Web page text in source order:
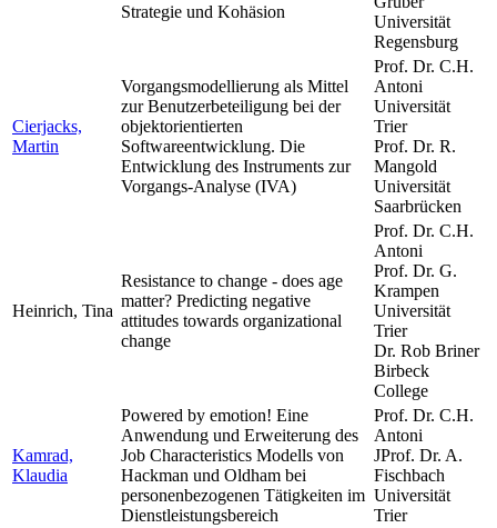
Strategie und Kohäsion
Universität
Regensburg
Cierjacks,
Martin
Vorgangsmodellierung als Mittel
zur Benutzerbeteiligung bei der
objektorientierten
Softwareentwicklung. Die
Entwicklung des Instruments zur
Vorgangs-Analyse (IVA)
Prof. Dr. C.H.
Antoni
Universität
Trier
Prof. Dr. R.
Mangold
Universität
Saarbrücken
Heinrich, Tina
Resistance to change - does age
matter? Predicting negative
attitudes towards organizational
change
Prof. Dr. C.H.
Antoni
Prof. Dr. G.
Krampen
Universität
Trier
Dr. Rob Briner
Birbeck
College
Kamrad,
Klaudia
Powered by emotion! Eine
Anwendung und Erweiterung des
Job Characteristics Modells von
Hackman und Oldham bei
personenbezogenen Tätigkeiten im
Dienstleistungsbereich
Prof. Dr. C.H.
Antoni
JProf. Dr. A.
Fischbach
Universität
Trier